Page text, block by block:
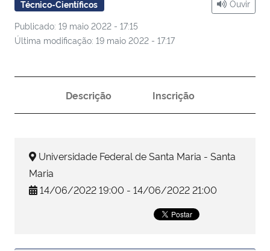
Secretaria-Geral
Gabinete de Segurança Institucional
Banco Central do Brasil
Técnico-Científicos
Publicado: 19 maio 2022 - 17:15
Última modificação: 19 maio 2022 - 17:17
Ouvir
Descrição Inscrição
Universidade Federal de Santa Maria - Santa
Maria
14/06/2022 19:00 - 14/06/2022 21:00